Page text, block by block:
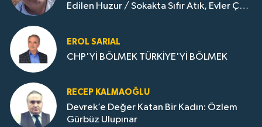
Edilen Huzur / Sokakta Sıfır Atık, Evler Çöp
EROL SARIAL
CHP'Yİ BÖLMEK TÜRKİYE'Yİ BÖLMEK
RECEP KALMAOĞLU
Devrek’e Değer Katan Bir Kadın: Özlem
Gürbüz Ulupınar